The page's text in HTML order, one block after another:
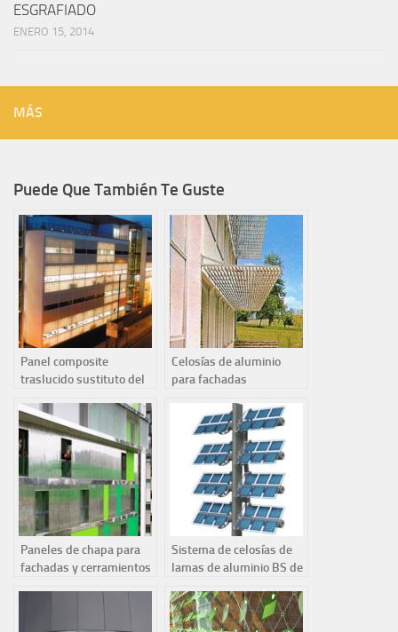
ESGRAFIADO
ENERO 15, 2014
MÁS
Puede Que También Te Guste
Panel composite
traslucido sustituto del
Celosías de aluminio
para fachadas
Paneles de chapa para
fachadas y cerramientos
Sistema de celosías de
lamas de aluminio BS de